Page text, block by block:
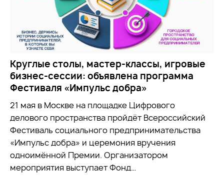
Круглые столы, мастер-классы, игровые
бизнес-сессии: объявлена программа
Фестиваля «Импульс добра»
21 мая в Москве на площадке Цифрового
делового пространства пройдёт Всероссийский
Фестиваль социального предпринимательства
«Импульс добра» и церемония вручения
одноимённой Премии. Организатором
мероприятия выступает Фонд…